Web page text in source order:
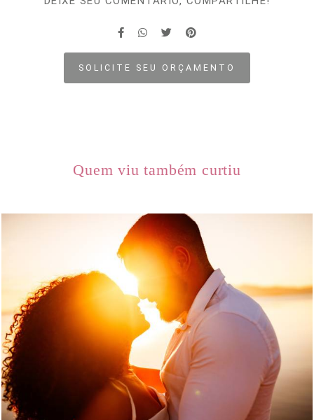
SOLICITE SEU ORÇAMENTO
Quem viu também curtiu
439 0